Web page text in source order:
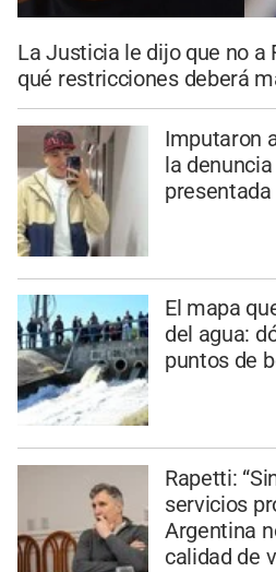
La Justicia le dijo que no a
qué restricciones deberá
Imputaron
la
El mapa
del agua:
puntos de
Rapetti:
servicios
Argentina
calidad de